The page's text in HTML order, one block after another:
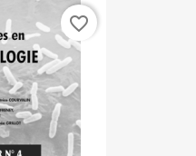
favorite_border